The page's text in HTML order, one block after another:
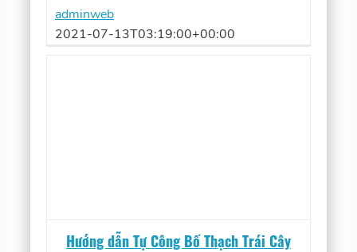
adminweb
2021-07-13T03:19:00+00:00
Hướng dẫn Tự Công Bố Thạch Trái Cây